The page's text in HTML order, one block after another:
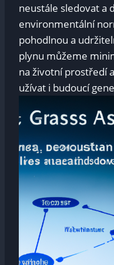
neustále sledovat ‌a
environmentální
pohodlnou a
plynu můžeme​
na ‌životní ⁣prostředí
užívat i ⁢budoucí